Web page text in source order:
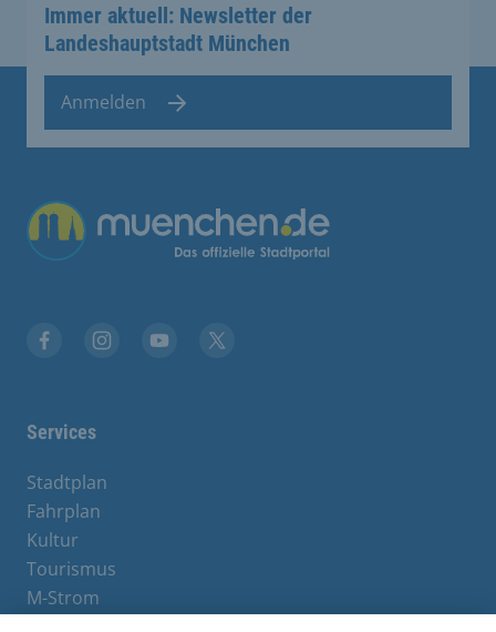
Immer aktuell: Newsletter der
Landeshauptstadt München
Anmelden
Übergreifende Links
Services
Stadtplan
Fahrplan
Kultur
Tourismus
M-Strom